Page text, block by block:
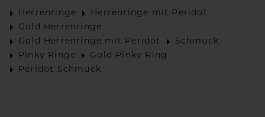
Herrenringe
Herrenringe mit Peridot
Gold Herrenringe
Gold Herrenringe mit Peridot
Schmuck
Pinky Ringe
Gold Pinky Ring
Peridot Schmuck